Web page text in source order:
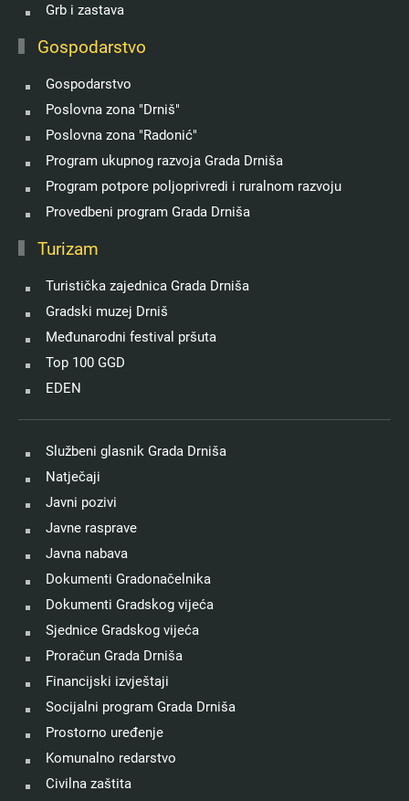
Grb i zastava
Gospodarstvo
Gospodarstvo
Poslovna zona "Drniš"
Poslovna zona "Radonić"
Program ukupnog razvoja Grada Drniša
Program potpore poljoprivredi i ruralnom razvoju
Provedbeni program Grada Drniša
Turizam
Turistička zajednica Grada Drniša
Gradski muzej Drniš
Međunarodni festival pršuta
Top 100 GGD
EDEN
Službeni glasnik Grada Drniša
Natječaji
Javni pozivi
Javne rasprave
Javna nabava
Dokumenti Gradonačelnika
Dokumenti Gradskog vijeća
Sjednice Gradskog vijeća
Proračun Grada Drniša
Financijski izvještaji
Socijalni program Grada Drniša
Prostorno uređenje
Komunalno redarstvo
Civilna zaštita